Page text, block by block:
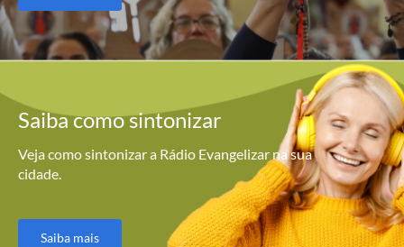
Saiba comosintonizar
Veja como sintonizar a Rádio Evangelizar na sua
cidade.
Saiba mais